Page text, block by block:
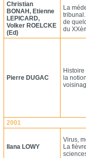
Christian
BONAH, Etienne
LEPICARD,
Volker ROELCKE
(Ed)
La
de
du
Pierre DUGAC
Histoire
la
2001
Ilana LOWY
Virus,
La